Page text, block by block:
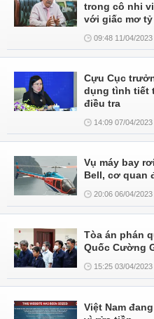
trong cô nhi
với giấc mơ
09:48 11/04/2023
Cựu Cục
dụng tình tiết
điều tra
14:09 07/04/2023
Vụ máy bay
Bell, cơ quan
20:06 06/04/2023
Tòa án phán
Quốc Cường
15:25 03/04/2023
Việt Nam